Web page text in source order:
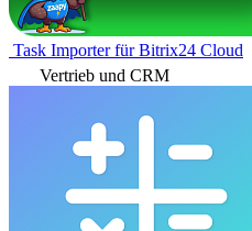
Task Importer für Bitrix24 Cloud
Vertrieb und CRM